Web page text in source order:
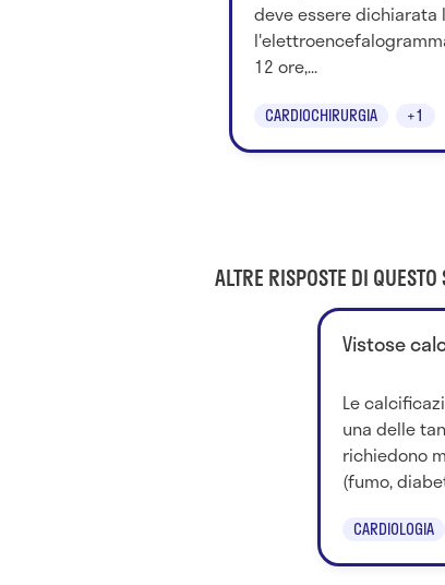
deve essere
12 ore,...
CARDIOCHIRURGIA +1
ALTRE RISPOSTE DI
Vistose
Le
una delle
richiedono
(fumo,
CARDIOLOGIA